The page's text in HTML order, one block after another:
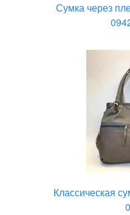
Сумка через
Классическая